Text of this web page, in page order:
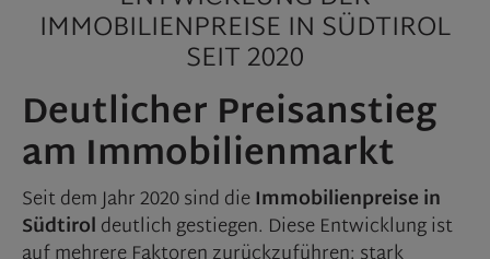
IMMOBILIENPREISE IN SÜDTIROL
SEIT 2020
Deutlicher Preisanstieg
am Immobilienmarkt
Seit dem Jahr 2020 sind dieImmobilienpreise in
Südtiroldeutlich gestiegen. Diese Entwicklung ist